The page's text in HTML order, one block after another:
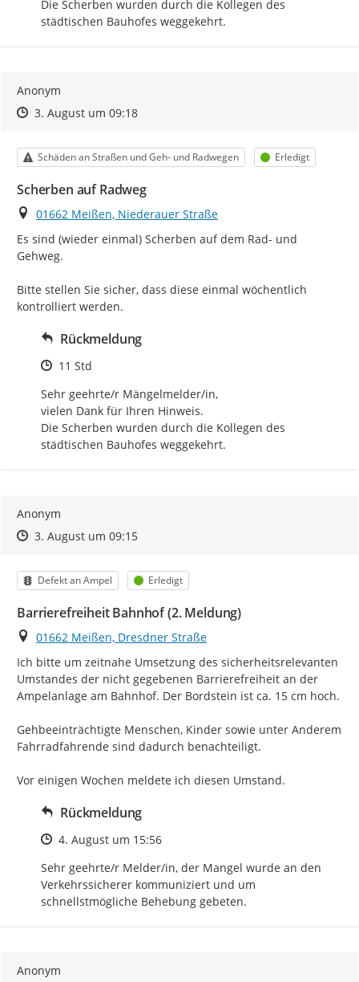
Die Scherben wurden durch die Kollegen des
städtischen Bauhofes weggekehrt.
Anonym
Zeitpunkt des Erstellens
Zeitpunkt des Erstellens
3. August um 09:18Zur Äußerung
Kategorie
Schäden an Straßen und Geh- und Radwegen Status
Erledigt
Scherben auf Radweg
Ort
01662 Meißen, Niederauer Straße
Es sind (wieder einmal) Scherben auf dem Rad- und
Gehweg.
Bitte stellen Sie sicher, dass diese einmal wöchentlich
kontrolliert werden.
Rückmeldung
Zeitpunkt des Erstellens
11 Std
Sehr geehrte/r Mängelmelder/in,
vielen Dank für Ihren Hinweis.
Die Scherben wurden durch die Kollegen des
städtischen Bauhofes weggekehrt.
Anonym
Zeitpunkt des Erstellens
Zeitpunkt des Erstellens
3. August um 09:15Zur Äußerung
Kategorie
Defekt an Ampel Status
Erledigt
Barrierefreiheit Bahnhof (2. Meldung)
Ort
01662 Meißen, Dresdner Straße
Ich bitte um zeitnahe Umsetzung des sicherheitsrelevanten
Umstandes der nicht gegebenen Barrierefreiheit an der
Ampelanlage am Bahnhof. Der Bordstein ist ca. 15 cm hoch.
Gehbeeinträchtigte Menschen, Kinder sowie unter Anderem
Fahrradfahrende sind dadurch benachteiligt.
Vor einigen Wochen meldete ich diesen Umstand.
Rückmeldung
Zeitpunkt des Erstellens
4. August um 15:56
Sehr geehrte/r Melder/in, der Mangel wurde an den
Verkehrssicherer kommuniziert und um
schnellstmögliche Behebung gebeten.
Anonym